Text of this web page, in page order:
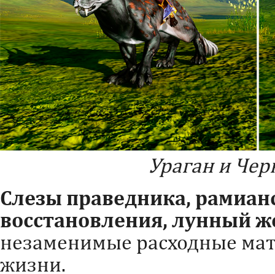
Ураган и
Слезы праведника,
восстановления, лунный
незаменимые расходные
жизни.